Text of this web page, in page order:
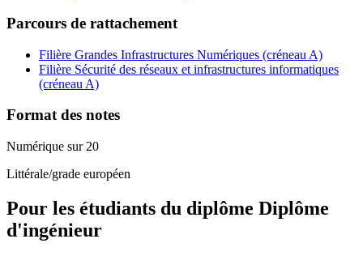
Parcours de rattachement
Filière Grandes Infrastructures Numériques (créneau A)
Filière Sécurité des réseaux et infrastructures informatiques
(créneau A)
Format des notes
Numérique sur 20
Littérale/grade européen
Pour les étudiants du diplôme Diplôme
d'ingénieur